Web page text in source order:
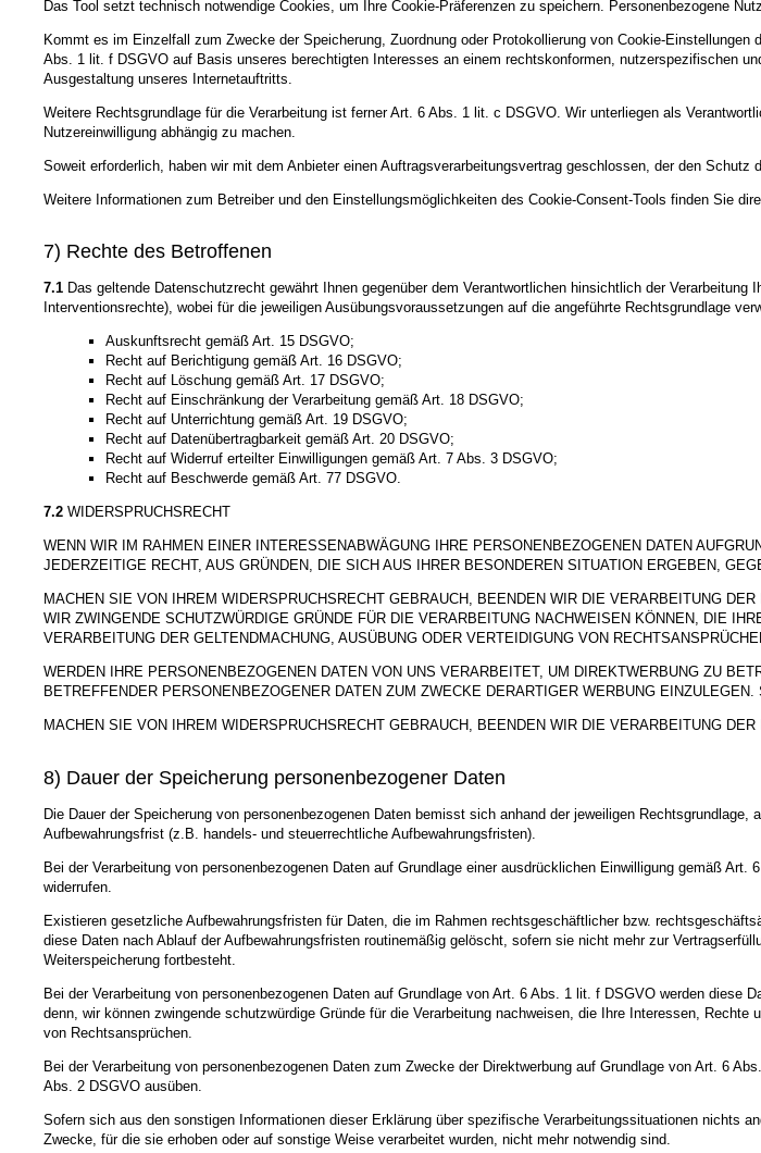
Das Tool setzt technisch notwendige Cookies, um Ihre Cookie-Präferenzen zu speichern. Personenbezogene
Kommt es im Einzelfall zum Zwecke der Speicherung, Zuordnung oder Protokollierung von Cookie-
Abs. 1 lit. f DSGVO auf Basis unseres berechtigten Interesses an einem rechtskonformen, nutzerspezifischen
Ausgestaltung unseres Internetauftritts.
Weitere Rechtsgrundlage für die Verarbeitung ist ferner Art. 6 Abs. 1 lit. c DSGVO. Wir unterliegen als
Nutzereinwilligung abhängig zu machen.
Soweit erforderlich, haben wir mit dem Anbieter einen Auftragsverarbeitungsvertrag geschlossen, der den
Weitere Informationen zum Betreiber und den Einstellungsmöglichkeiten des Cookie-Consent-Tools finden Sie
7) Rechte des Betroffenen
7.1 Das geltende Datenschutzrecht gewährt Ihnen gegenüber dem Verantwortlichen hinsichtlich der
Interventionsrechte), wobei für die jeweiligen Ausübungsvoraussetzungen auf die angeführte Rechtsgrundlage
Auskunftsrecht gemäß Art. 15 DSGVO;
Recht auf Berichtigung gemäß Art. 16 DSGVO;
Recht auf Löschung gemäß Art. 17 DSGVO;
Recht auf Einschränkung der Verarbeitung gemäß Art. 18 DSGVO;
Recht auf Unterrichtung gemäß Art. 19 DSGVO;
Recht auf Datenübertragbarkeit gemäß Art. 20 DSGVO;
Recht auf Widerruf erteilter Einwilligungen gemäß Art. 7 Abs. 3 DSGVO;
Recht auf Beschwerde gemäß Art. 77 DSGVO.
7.2 WIDERSPRUCHSRECHT
WENN WIR IM RAHMEN EINER INTERESSENABWÄGUNG IHRE PERSONENBEZOGENEN DATEN
JEDERZEITIGE RECHT, AUS GRÜNDEN, DIE SICH AUS IHRER BESONDEREN SITUATION ERGEBEN,
MACHEN SIE VON IHREM WIDERSPRUCHSRECHT GEBRAUCH, BEENDEN WIR DIE VERARBEITUNG
WIR ZWINGENDE SCHUTZWÜRDIGE GRÜNDE FÜR DIE VERARBEITUNG NACHWEISEN KÖNNEN, DIE
VERARBEITUNG DER GELTENDMACHUNG, AUSÜBUNG ODER VERTEIDIGUNG VON
WERDEN IHRE PERSONENBEZOGENEN DATEN VON UNS VERARBEITET, UM DIREKTWERBUNG ZU
BETREFFENDER PERSONENBEZOGENER DATEN ZUM ZWECKE DERARTIGER WERBUNG
MACHEN SIE VON IHREM WIDERSPRUCHSRECHT GEBRAUCH, BEENDEN WIR DIE VERARBEITUNG
8) Dauer der Speicherung personenbezogener Daten
Die Dauer der Speicherung von personenbezogenen Daten bemisst sich anhand der jeweiligen
Aufbewahrungsfrist (z.B. handels- und steuerrechtliche Aufbewahrungsfristen).
Bei der Verarbeitung von personenbezogenen Daten auf Grundlage einer ausdrücklichen Einwilligung gemäß
widerrufen.
Existieren gesetzliche Aufbewahrungsfristen für Daten, die im Rahmen rechtsgeschäftlicher bzw.
diese Daten nach Ablauf der Aufbewahrungsfristen routinemäßig gelöscht, sofern sie nicht mehr zur
Weiterspeicherung fortbesteht.
Bei der Verarbeitung von personenbezogenen Daten auf Grundlage von Art. 6 Abs. 1 lit. f DSGVO werden
denn, wir können zwingende schutzwürdige Gründe für die Verarbeitung nachweisen, die Ihre Interessen,
von Rechtsansprüchen.
Bei der Verarbeitung von personenbezogenen Daten zum Zwecke der Direktwerbung auf Grundlage von Art. 6
Abs. 2 DSGVO ausüben.
Sofern sich aus den sonstigen Informationen dieser Erklärung über spezifische Verarbeitungssituationen nichts
Zwecke, für die sie erhoben oder auf sonstige Weise verarbeitet wurden, nicht mehr notwendig sind.